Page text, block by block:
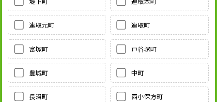
連取元町 連取町
富塚町 戸谷塚町
豊城町 中町
長沼町 西小保方町